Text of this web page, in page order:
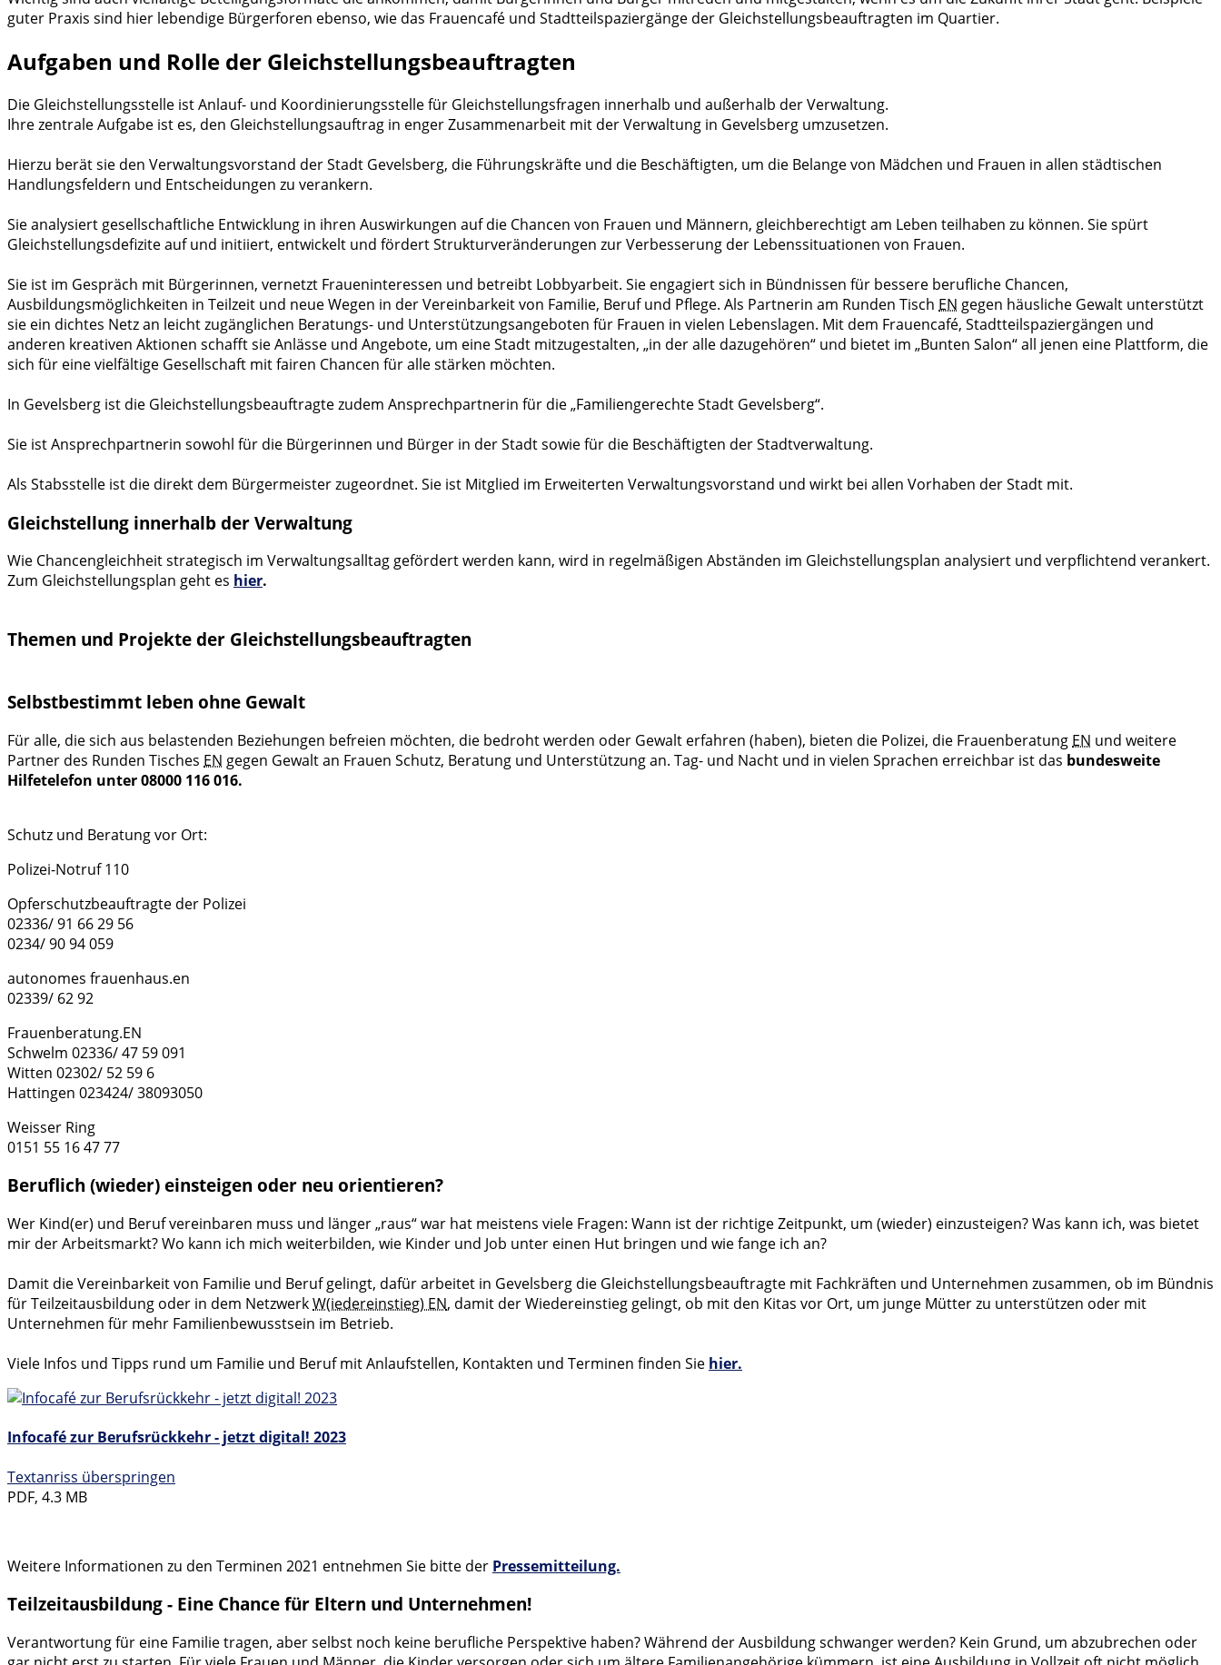
guter Praxis sind hier lebendige Bürgerforen ebenso, wie das Frauencafé und Stadtteilspaziergänge der Gleichstellungsbeauftragten im Quartier.
Aufgaben und Rolle der Gleichstellungsbeauftragten
Die Gleichstellungsstelle ist Anlauf- und Koordinierungsstelle für Gleichstellungsfragen innerhalb und außerhalb der Verwaltung.
Ihre zentrale Aufgabe ist es, den Gleichstellungsauftrag in enger Zusammenarbeit mit der Verwaltung in Gevelsberg umzusetzen.
Hierzu berät sie den Verwaltungsvorstand der Stadt Gevelsberg, die Führungskräfte und die Beschäftigten, um die Belange von Mädchen und Frauen in allen städtischen
Handlungsfeldern und Entscheidungen zu verankern.
Sie analysiert gesellschaftliche Entwicklung in ihren Auswirkungen auf die Chancen von Frauen und Männern, gleichberechtigt am Leben teilhaben zu können. Sie spürt
Gleichstellungsdefizite auf und initiiert, entwickelt und fördert Strukturveränderungen zur Verbesserung der Lebenssituationen von Frauen.
Sie ist im Gespräch mit Bürgerinnen, vernetzt Fraueninteressen und betreibt Lobbyarbeit. Sie engagiert sich in Bündnissen für bessere berufliche Chancen,
Ausbildungsmöglichkeiten in Teilzeit und neue Wegen in der Vereinbarkeit von Familie, Beruf und Pflege. Als Partnerin am Runden Tisch EN gegen häusliche Gewalt unterstützt
sie ein dichtes Netz an leicht zugänglichen Beratungs- und Unterstützungsangeboten für Frauen in vielen Lebenslagen. Mit dem Frauencafé, Stadtteilspaziergängen und
anderen kreativen Aktionen schafft sie Anlässe und Angebote, um eine Stadt mitzugestalten, „in der alle dazugehören“ und bietet im „Bunten Salon“ all jenen eine Plattform, die
sich für eine vielfältige Gesellschaft mit fairen Chancen für alle stärken möchten.
In Gevelsberg ist die Gleichstellungsbeauftragte zudem Ansprechpartnerin für die „Familiengerechte Stadt Gevelsberg“.
Sie ist Ansprechpartnerin sowohl für die Bürgerinnen und Bürger in der Stadt sowie für die Beschäftigten der Stadtverwaltung.
Als Stabsstelle ist die direkt dem Bürgermeister zugeordnet. Sie ist Mitglied im Erweiterten Verwaltungsvorstand und wirkt bei allen Vorhaben der Stadt mit.
Gleichstellung innerhalb der Verwaltung
Wie Chancengleichheit strategisch im Verwaltungsalltag gefördert werden kann, wird in regelmäßigen Abständen im Gleichstellungsplan analysiert und verpflichtend verankert.
Zum Gleichstellungsplan geht es hier.
Themen und Projekte der Gleichstellungsbeauftragten
Selbstbestimmt leben ohne Gewalt
Für alle, die sich aus belastenden Beziehungen befreien möchten, die bedroht werden oder Gewalt erfahren (haben), bieten die Polizei, die Frauenberatung EN und weitere
Partner des Runden Tisches EN gegen Gewalt an Frauen Schutz, Beratung und Unterstützung an. Tag- und Nacht und in vielen Sprachen erreichbar ist das bundesweite
Hilfetelefon unter 08000 116 016.
Schutz und Beratung vor Ort:
Polizei-Notruf 110
Opferschutzbeauftragte der Polizei
02336/ 91 66 29 56
0234/ 90 94 059
autonomes frauenhaus.en
02339/ 62 92
Frauenberatung.EN
Schwelm 02336/ 47 59 091
Witten 02302/ 52 59 6
Hattingen 023424/ 38093050
Weisser Ring
0151 55 16 47 77
Beruflich (wieder) einsteigen oder neu orientieren?
Wer Kind(er) und Beruf vereinbaren muss und länger „raus“ war hat meistens viele Fragen: Wann ist der richtige Zeitpunkt, um (wieder) einzusteigen? Was kann ich, was bietet
mir der Arbeitsmarkt? Wo kann ich mich weiterbilden, wie Kinder und Job unter einen Hut bringen und wie fange ich an?
Damit die Vereinbarkeit von Familie und Beruf gelingt, dafür arbeitet in Gevelsberg die Gleichstellungsbeauftragte mit Fachkräften und Unternehmen zusammen, ob im Bündnis
für Teilzeitausbildung oder in dem NetzwerkW(iedereinstieg) EN, damit der Wiedereinstieg gelingt, ob mit den Kitas vor Ort, um junge Mütter zu unterstützen oder mit
Unternehmen für mehr Familienbewusstsein im Betrieb.
Viele Infos und Tipps rund um Familie und Beruf mit Anlaufstellen, Kontakten und Terminen finden Sie hier.
Infocafé zur Berufsrückkehr - jetzt digital! 2023
Textanriss überspringen
PDF, 4.3 MB
Weitere Informationen zu den Terminen 2021 entnehmen Sie bitte der Pressemitteilung.
Teilzeitausbildung - Eine Chance für Eltern und Unternehmen!
Verantwortung für eine Familie tragen, aber selbst noch keine berufliche Perspektive haben? Während der Ausbildung schwanger werden? Kein Grund, um abzubrechen oder